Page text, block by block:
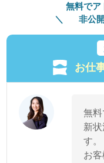
無料でア
非公
お仕
無
新
す。
お